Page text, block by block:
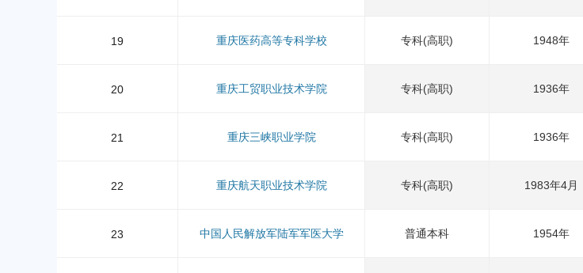
19 重庆医药高等专科学校 专科(高职) 1948年
20 重庆工贸职业技术学院 专科(高职) 1936年
21 重庆三峡职业学院 专科(高职) 1936年
22 重庆航天职业技术学院 专科(高职) 1983年4月
23 中国人民解放军陆军军医大学 普通本科 1954年